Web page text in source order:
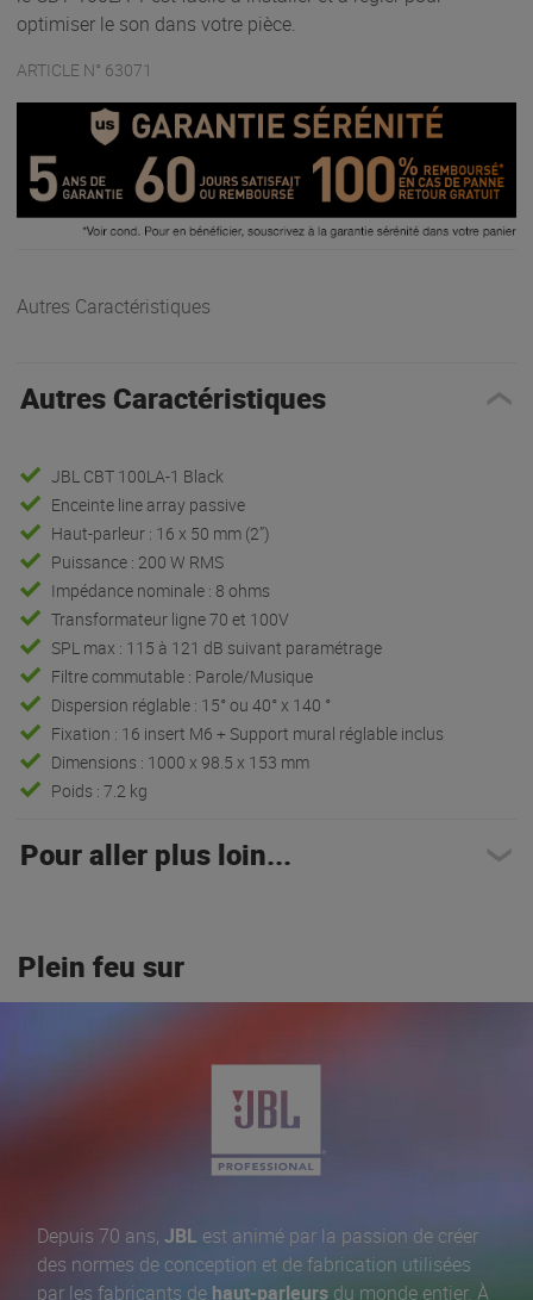
optimiser le son dans votre pièce.
ARTICLE N° 63071
Autres Caractéristiques
Autres Caractéristiques
JBL CBT 100LA-1 Black
Enceinte line array passive
Haut-parleur : 16 x 50 mm (2”)
Puissance : 200 W RMS
Impédance nominale : 8 ohms
Transformateur ligne 70 et 100V
SPL max : 115 à 121 dB suivant paramétrage
Filtre commutable : Parole/Musique
Dispersion réglable : 15° ou 40° x 140 °
Fixation : 16 insert M6 + Support mural réglable inclus
Dimensions : 1000 x 98.5 x 153 mm
Poids : 7.2 kg
Pour aller plus loin...
Plein feu sur
Depuis 70 ans, JBL est animé par la passion de créer
des normes de conception et de fabrication utilisées
par les fabricants de haut-parleurs du monde entier. À